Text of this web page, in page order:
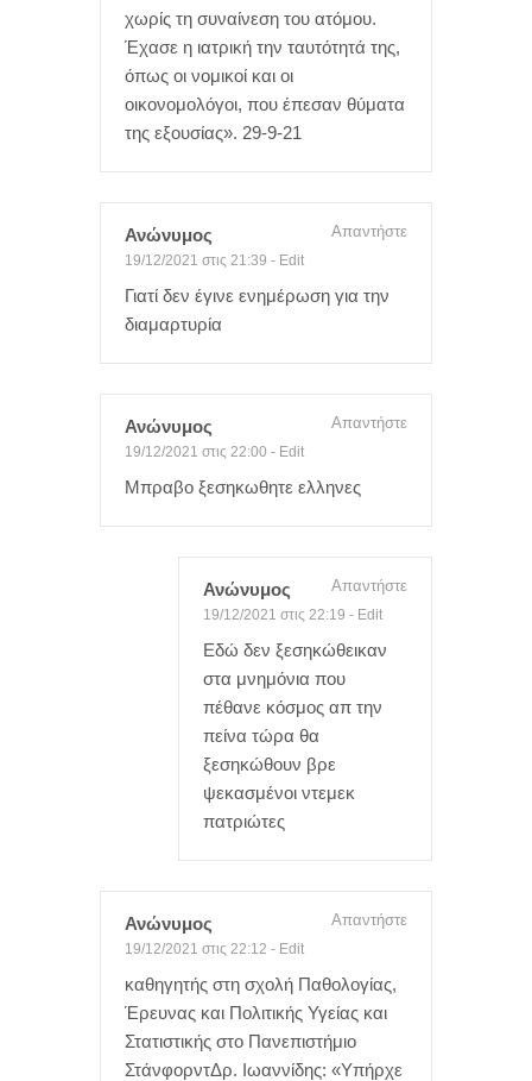
χωρίς τη συναίνεση του ατόμου.
Έχασε η ιατρική την ταυτότητά της,
όπως οι νομικοί και οι
οικονομολόγοι, που έπεσαν θύματα
της εξουσίας». 29-9-21
Ανώνυμος
19/12/2021 στις 21:39 - Edit
Απαντήστε
Γιατί δεν έγινε ενημέρωση για την
διαμαρτυρία
Ανώνυμος
19/12/2021 στις 22:00 - Edit
Απαντήστε
Μπραβο ξεσηκωθητε ελληνες
Ανώνυμος
19/12/2021 στις 22:19 - Edit
Απαντήστε
Εδώ δεν ξεσηκώθεικαν
στα μνημόνια που
πέθανε κόσμος απ την
πείνα τώρα θα
ξεσηκώθουν βρε
ψεκασμένοι ντεμεκ
πατριώτες
Ανώνυμος
19/12/2021 στις 22:12 - Edit
Απαντήστε
καθηγητής στη σχολή Παθολογίας,
Έρευνας και Πολιτικής Υγείας και
Στατιστικής στο Πανεπιστήμιο
ΣτάνφορντΔρ. Ιωαννίδης: «Υπήρχε